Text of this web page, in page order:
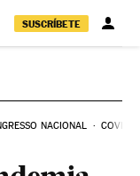
SUSCRÍBETE
NACIONAL COVID-